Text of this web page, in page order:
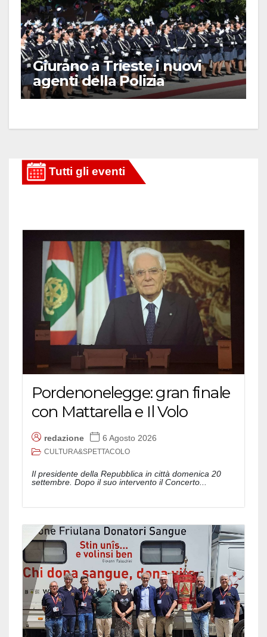
Giurano a Trieste i nuovi
agenti della Polizia
Pordenonelegge: gran finale
con Mattarella e Il Volo
redazione 6 Agosto 2026
CULTURA&SPETTACOLO
Il presidente della Repubblica in città domenica 20
settembre. Dopo il suo intervento il Concerto...